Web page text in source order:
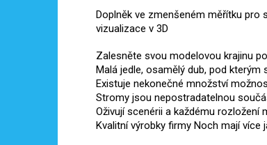
Doplněk ve zmenšeném měřítku pro
vizualizace v 3D
Zalesněte svou modelovou krajinu
Malá jedle, osamělý dub, pod kterým
Existuje nekonečné množství
Stromy jsou nepostradatelnou
Oživují scenérii a každému rozložení
Kvalitní výrobky firmy Noch mají více